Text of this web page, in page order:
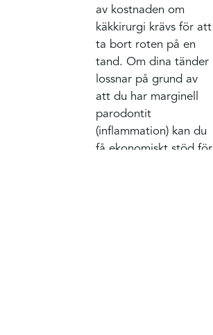
av kostnaden om
käkkirurgi krävs för att
ta bort roten på en
tand. Om dina tänder
lossnar på grund av
att du har marginell
parodontit
(inflammation) kan du
få ekonomiskt stöd för